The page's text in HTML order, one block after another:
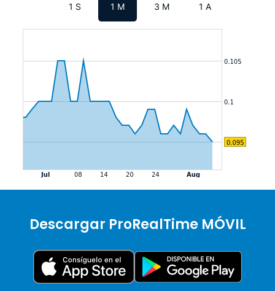
1 S 1 M 3 M 1 A
Descargar ProRealTime MÓVIL